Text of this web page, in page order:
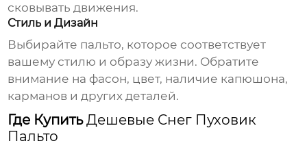
сковывать движения.
Стиль и Дизайн
Выбирайте пальто, которое соответствует
вашему стилю и образу жизни. Обратите
внимание на фасон, цвет, наличие капюшона,
карманов и других деталей.
Где КупитьДешевые Снег Пуховик
Пальто